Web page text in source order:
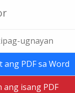
ugnayan
ang PDF sa Word
ang isang PDF